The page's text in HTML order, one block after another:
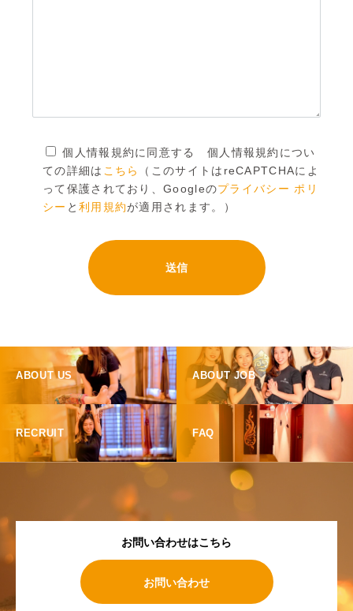
個人情報規約に同意する 個人情報規約につい
ての詳細は こちら
（このサイトはreCAPTCHAによ
って保護されており、Googleのプライバシー ポリ
シー と 利用規約が適用されます。）
ABOUT US ABOUT JOB
RECRUIT FAQ
お問い合わせはこちら
お問い合わせ